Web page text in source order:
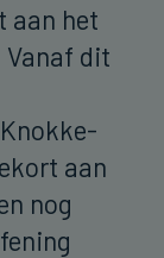
aan het
Vanaf dit
aan
nog